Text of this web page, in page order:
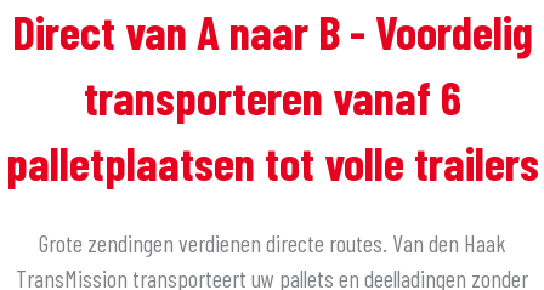
Direct van A naar B - Voordelig
transporteren vanaf 6
palletplaatsen tot volle trailers
Grote zendingen verdienen directe routes. Van den Haak
TransMission transporteert uw pallets en deelladingen zonder